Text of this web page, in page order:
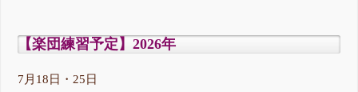
【楽団練習予定】2026年
7月18日・25日